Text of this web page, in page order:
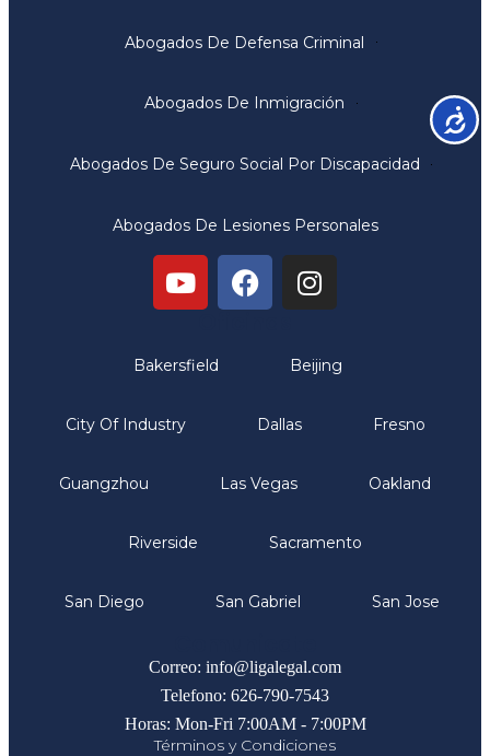
Abogados De Defensa Criminal
Abogados De Inmigración
Abogados De Seguro Social Por Discapacidad
Abogados De Lesiones Personales
Bakersfield Beijing
City Of Industry Dallas Fresno
Guangzhou Las Vegas Oakland
Riverside Sacramento
San Diego San Gabriel San Jose
Correo: info@ligalegal.com
Telefono: 626-790-7543
Horas: Mon-Fri 7:00AM - 7:00PM
Términos y Condiciones